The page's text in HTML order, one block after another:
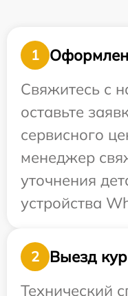
1
Свяжитесь с
оставьте
сервисного
менеджер
уточнения
устройства
2
Выезд
Технический